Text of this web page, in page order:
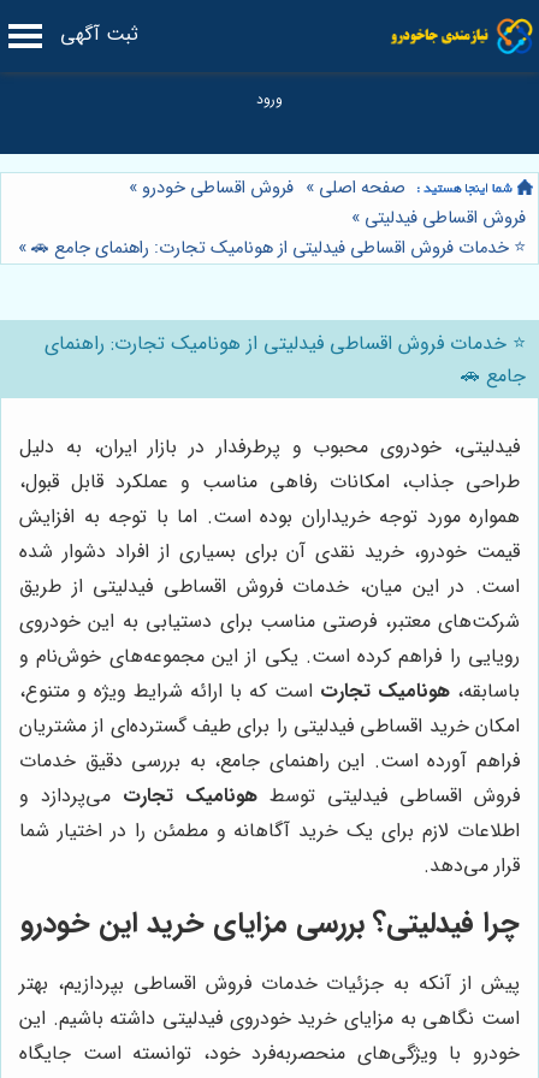
ثبت آگهی
صفحه اصلی » فروش اقساطی خودرو »
فروش اقساطی فیدلیتی »
⭐️ خدمات فروش اقساطی فیدلیتی از هونامیک تجارت: راهنمای جامع 🚗»
⭐️ خدمات فروش اقساطی فیدلیتی از هونامیک تجارت: راهنمای
جامع 🚗
فیدلیتی، خودروی محبوب و پرطرفدار در بازار ایران، به دلیل
طراحی جذاب، امکانات رفاهی مناسب و عملکرد قابل قبول،
همواره مورد توجه خریداران بوده است. اما با توجه به افزایش
قیمت خودرو، خرید نقدی آن برای بسیاری از افراد دشوار شده
است. در این میان، خدمات فروش اقساطی فیدلیتی از طریق
شرکت‌های معتبر، فرصتی مناسب برای دستیابی به این خودروی
رویایی را فراهم کرده است. یکی از این مجموعه‌های خوش‌نام و
باسابقه، هونامیک تجارت است که با ارائه شرایط ویژه و متنوع،
امکان خرید اقساطی فیدلیتی را برای طیف گسترده‌ای از مشتریان
فراهم آورده است. این راهنمای جامع، به بررسی دقیق خدمات
فروش اقساطی فیدلیتی توسط هونامیک تجارت می‌پردازد و
اطلاعات لازم برای یک خرید آگاهانه و مطمئن را در اختیار شما
قرار می‌دهد.
چرا فیدلیتی؟ بررسی مزایای خرید این خودرو
پیش از آنکه به جزئیات خدمات فروش اقساطی بپردازیم، بهتر
است نگاهی به مزایای خرید خودروی فیدلیتی داشته باشیم. این
خودرو با ویژگی‌های منحصربه‌فرد خود، توانسته است جایگاه